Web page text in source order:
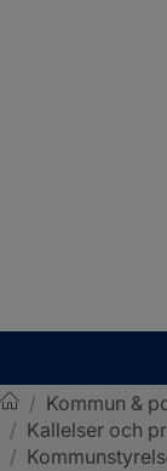
Sotenäs kommun
/ Kommun &
/ Kallelser och
/